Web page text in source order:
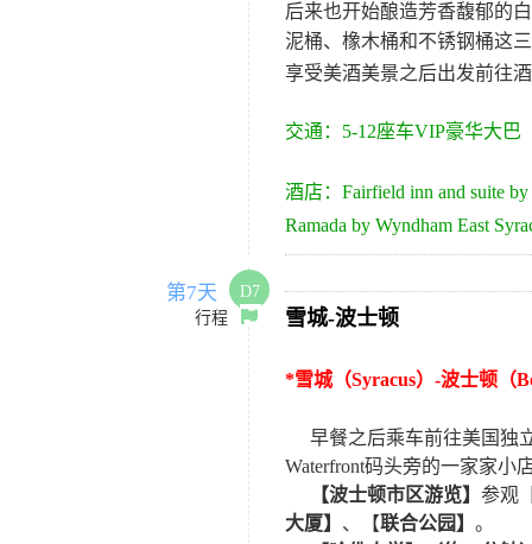
后来也开始酿造芳香馥郁的
泥桶、橡木桶和不锈钢桶这
享受美酒美景之后出发前往
交通： 5-12座车VIP豪华大巴
酒店： Fairfield inn and suite
Ramada by Wyndham East
第7天
D7
行程
雪城-波士顿
*雪城（Syracus）-波士顿（
早餐之后乘车前往美国独
Waterfront码头旁的一家家小
【波士顿市区游览】参观
大厦】 、【联合公园】 。